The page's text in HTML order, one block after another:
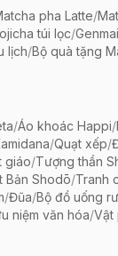
pha Latte/
túi lọc/
lịch/Bộ quà tặng
/Áo khoác Happi/
/Quạt xếp/
giáo/Tượng thần
Bản Shodō/Tranh
/Đũa/Bộ đồ uống
niệm văn hóa/Vật